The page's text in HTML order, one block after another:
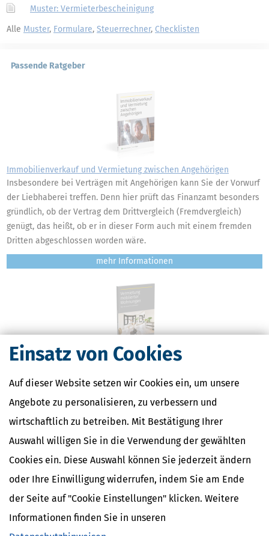
Einsatz von Cookies
Auf dieser Website setzen wir Cookies ein, um unsere
Angebote zu personalisieren, zu verbessern und
wirtschaftlich zu betreiben. Mit Bestätigung Ihrer
Auswahl willigen Sie in die Verwendung der gewählten
Cookies ein. Diese Auswahl können Sie jederzeit ändern
oder Ihre Einwilligung widerrufen, indem Sie am Ende
der Seite auf "Cookie Einstellungen" klicken. Weitere
Informationen finden Sie in unseren
Muster: Vermieterbescheinigung
Alle Muster, Formulare, Steuerrechner, Checklisten
Passende Ratgeber
Immobilienverkauf und Vermietung zwischen Angehörigen
Insbesondere bei Verträgen mit Angehörigen kann Sie der Vorwurf
der Liebhaberei treffen. Denn hier prüft das Finanzamt besonders
gründlich, ob der Vertrag dem Drittvergleich (Fremdvergleich)
genügt, das heißt, ob er in dieser Form auch mit einem fremden
Dritten abgeschlossen worden wäre.
mehr
Vermietung möblierter Wohnung: Was ist absetzbar?
Ferienwohnung möbliert, müssen Sie die Mieteinnahmen
versteuern - so wie jeder andere Vermieter auch.
mehr